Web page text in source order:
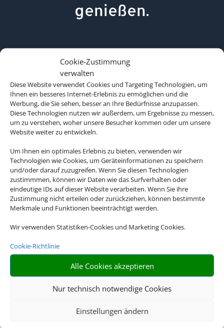
Cookie-Zustimmung
verwalten
Diese Website verwendet Cookies und Targeting Technologien, um
Ihnen ein besseres Internet-Erlebnis zu ermöglichen und die
Werbung, die Sie sehen, besser an Ihre Bedürfnisse anzupassen.
Diese Technologien nutzen wir außerdem, um Ergebnisse zu messen,
um zu verstehen, woher unsere Besucher kommen oder um unsere
Website weiter zu entwickeln.
Um Ihnen ein optimales Erlebnis zu bieten, verwenden wir
Technologien wie Cookies, um Geräteinformationen zu speichern
und/oder darauf zuzugreifen. Wenn Sie diesen Technologien
zustimmmen, können wir Daten wie das Surfverhalten oder
eindeutige IDs auf dieser Website verarbeiten. Wenn Sie ihre
Zustimmung nicht erteilen oder zurückziehen, können bestimmte
Merkmale und Funktionen beeinträchtigt werden.
Wir verwenden Statistiken-Cookies und Marketing Cookies.
Cookie-Richtlinie
Alle Cookies akzeptieren
Nur technisch notwendige Cookies
Einstellungen ändern
genießen.